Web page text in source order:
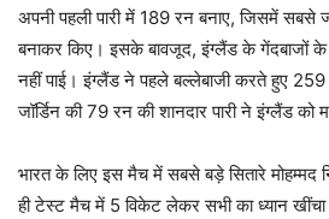
अपनी पहली पारी में 189 रन बनाए, जिसमें सबसे
बनाकर किए। इसके बावजूद, इंग्लैंड के गेंदबाजों के
नहीं पाई। इंग्लैंड ने पहले बल्लेबाजी करते हुए
जॉर्डिन की 79 रन की शानदार पारी ने इंग्लैंड को
भारत के लिए इस मैच में सबसे बड़े सितारे मोहम्‍मद
ही टेस्ट मैच में 5 विकेट लेकर सभी का ध्यान